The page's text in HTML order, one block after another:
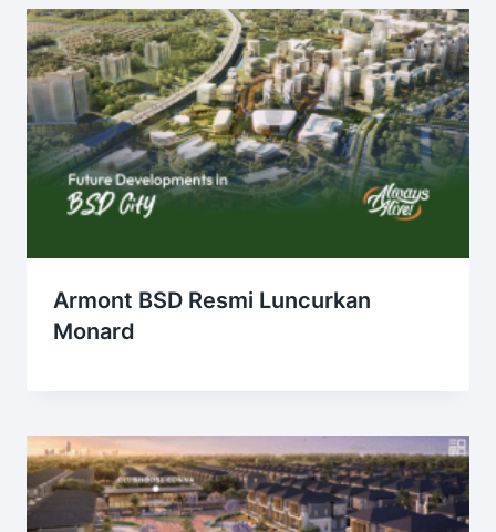
Armont BSD Resmi Luncurkan
Monard